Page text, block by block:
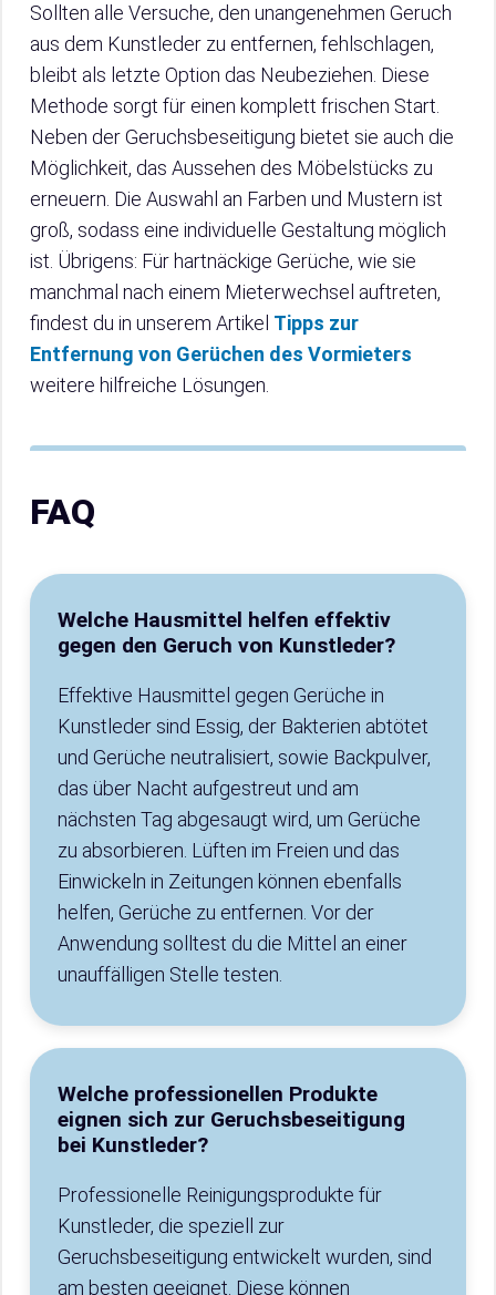
Sollten alle Versuche, den unangenehmen Geruch
aus dem Kunstleder zu entfernen, fehlschlagen,
bleibt als letzte Option das Neubeziehen. Diese
Methode sorgt für einen komplett frischen Start.
Neben der Geruchsbeseitigung bietet sie auch die
Möglichkeit, das Aussehen des Möbelstücks zu
erneuern. Die Auswahl an Farben und Mustern ist
groß, sodass eine individuelle Gestaltung möglich
ist. Übrigens: Für hartnäckige Gerüche, wie sie
manchmal nach einem Mieterwechsel auftreten,
findest du in unserem Artikel Tipps zur
Entfernung von Gerüchen des Vormieters
weitere hilfreiche Lösungen.
FAQ
Welche Hausmittel helfen effektiv
gegen den Geruch von Kunstleder?
Effektive Hausmittel gegen Gerüche in
Kunstleder sind Essig, der Bakterien abtötet
und Gerüche neutralisiert, sowie Backpulver,
das über Nacht aufgestreut und am
nächsten Tag abgesaugt wird, um Gerüche
zu absorbieren. Lüften im Freien und das
Einwickeln in Zeitungen können ebenfalls
helfen, Gerüche zu entfernen. Vor der
Anwendung solltest du die Mittel an einer
unauffälligen Stelle testen.
Welche professionellen Produkte
eignen sich zur Geruchsbeseitigung
bei Kunstleder?
Professionelle Reinigungsprodukte für
Kunstleder, die speziell zur
Geruchsbeseitigung entwickelt wurden, sind
am besten geeignet. Diese können